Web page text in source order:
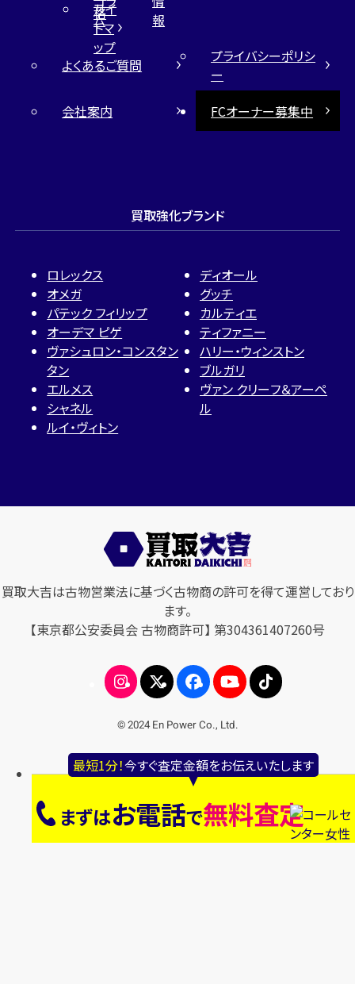
最短1分！今すぐ査定金額をお伝えいたします
まずはお電話で無料査定
格
ム
報
サイ
トマ
ップ
よくあるご質問
プライバシーポリシ
ー
会社案内
FCオーナー募集中
買取強化ブランド
ロレックス
オメガ
パテック フィリップ
オーデマ ピゲ
ヴァシュロン・コンスタン
タン
エルメス
シャネル
ルイ・ヴィトン
ディオール
グッチ
カルティエ
ティファニー
ハリー・ウィンストン
ブルガリ
ヴァン クリーフ＆アーペ
ル
買取大吉は古物営業法に基づく古物商の許可を得て運営しており
ます。
【東京都公安委員会 古物商許可】 第304361407260号
© 2024 En Power Co., Ltd.